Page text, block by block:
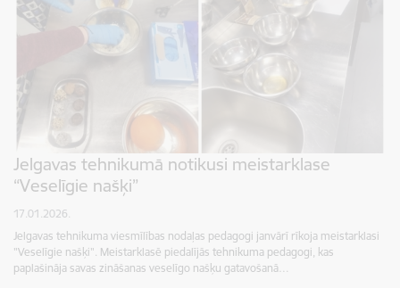
Jelgavas tehnikumā notikusi meistarklase
“Veselīgie našķi”
17.01.2026.
Jelgavas tehnikuma viesmīlības nodaļas pedagogi janvārī rīkoja meistarklasi
"Veselīgie našķi". Meistarklasē piedalījās tehnikuma pedagogi, kas
paplašināja savas zināšanas veselīgo našķu gatavošanā…